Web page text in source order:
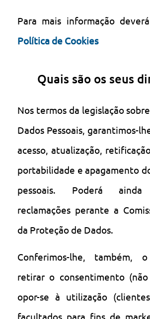
Para mais informação
Política de Cookies
Quais são os seus
Nos termos da legislação
Dados Pessoais, garantimos-
acesso, atualização,
portabilidade e apagamento
pessoais. Poderá ainda
reclamações perante a
da Proteção de Dados.
Conferimos-lhe, também,
retirar o consentimento
opor-se à utilização
facultados para fins de